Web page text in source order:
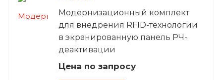
Модернизационный комплект
для внедрения RFID-технологии
в экранированную панель РЧ-
деактивации
Цена по запросу